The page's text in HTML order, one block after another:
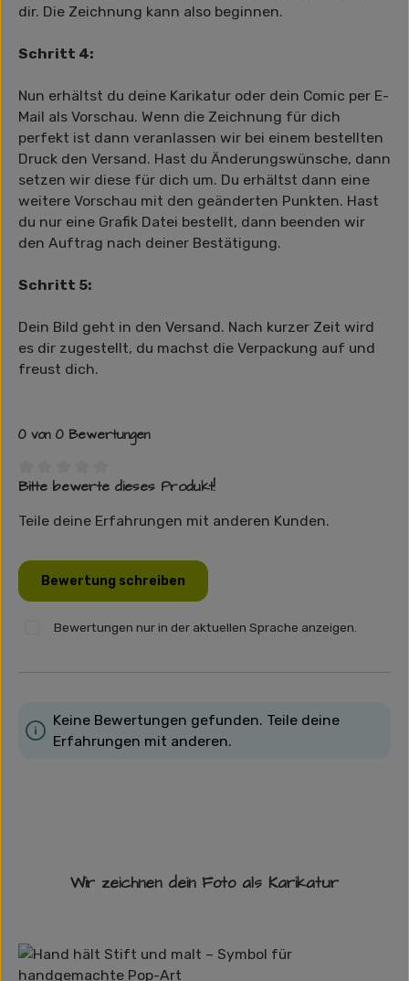
dir. Die Zeichnung kann also beginnen.
Schritt 4:
Nun erhältst du deine Karikatur oder dein Comic per E-
Mail als Vorschau. Wenn die Zeichnung für dich
perfekt ist dann veranlassen wir bei einem bestellten
Druck den Versand. Hast du Änderungswünsche, dann
setzen wir diese für dich um. Du erhältst dann eine
weitere Vorschau mit den geänderten Punkten. Hast
du nur eine Grafik Datei bestellt, dann beenden wir
den Auftrag nach deiner Bestätigung.
Schritt 5:
Dein Bild geht in den Versand. Nach kurzer Zeit wird
es dir zugestellt, du machst die Verpackung auf und
freust dich.
0 von 0 Bewertungen
Durchschnittliche Bewertung von 0 von 5 Sternen
Bitte bewerte dieses Produkt!
Teile deine Erfahrungen mit anderen Kunden.
Bewertung schreiben
Bewertungen nur in der aktuellen Sprache anzeigen.
Keine Bewertungen gefunden. Teile deine
Erfahrungen mit anderen.
Wir zeichnen dein Foto als Karikatur